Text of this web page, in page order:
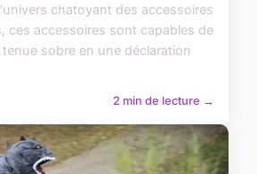
chatoyant des accessoires
ces accessoires sont capables de
sobre en une déclaration
2 min de lecture →